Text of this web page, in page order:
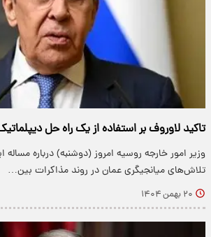
تاکید لاوروف بر استفاده از یک راه حل
وزیر امور خارجه روسیه امروز (دوشنبه) درباره
تلاش‌های میانجیگری عمان در روند مذاکرات بین…
۲۰ بهمن ۱۴۰۴